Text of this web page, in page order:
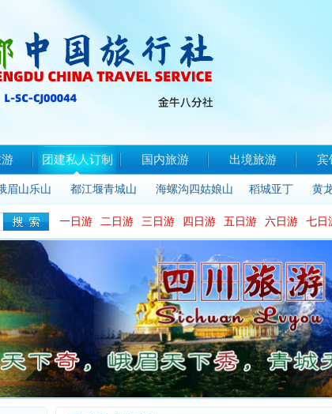
团建私人订制 国内旅游 出境旅游 宾
眉山乐山 都江堰青城山 海螺沟四姑娘山 稻城亚丁 黄
一日游 二日游 三日游 四日游 五日游 六日游 七日